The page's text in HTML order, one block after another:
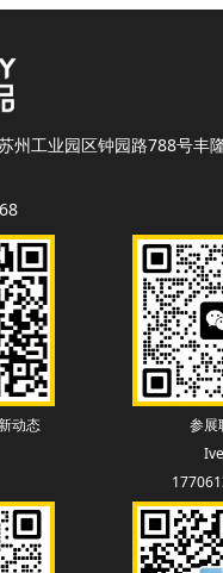
州工业园区钟园路788号丰
动态
参展